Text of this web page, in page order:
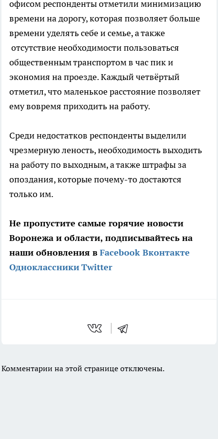
офисом респонденты отметили минимизацию
времени на дорогу, которая позволяет больше
времени уделять себе и семье, а также
отсутствие необходимости пользоваться
общественным транспортом в час пик и
экономия на проезде. Каждый четвёртый
отметил, что маленькое расстояние позволяет
ему вовремя приходить на работу.
Среди недостатков респонденты выделили
чрезмерную леность, необходимость выходить
на работу по выходным, а также штрафы за
опоздания, которые почему-то достаются
только им.
Не пропустите самые горячие новости
Воронежа и области, подписывайтесь на
наши обновления в Facebook Вконтакте
ОдноклассникиTwitter
Комментарии на этой странице отключены.